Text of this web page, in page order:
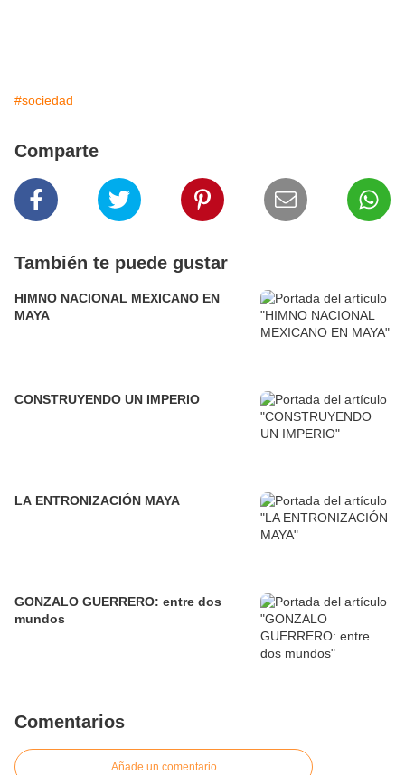
#sociedad
Comparte
También te puede gustar
HIMNO NACIONAL MEXICANO EN
MAYA
CONSTRUYENDO UN IMPERIO
LA ENTRONIZACIÓN MAYA
GONZALO GUERRERO: entre dos
mundos
Comentarios
Añade un comentario